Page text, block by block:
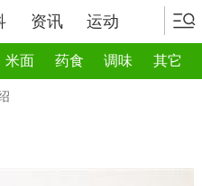
资讯 运动
米面 药食 调味 其它